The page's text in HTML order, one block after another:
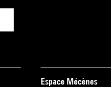
Espace Mécènes